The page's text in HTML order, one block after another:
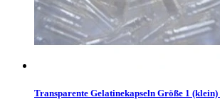
Transparente Gelatinekapseln Größe 1 (klein)